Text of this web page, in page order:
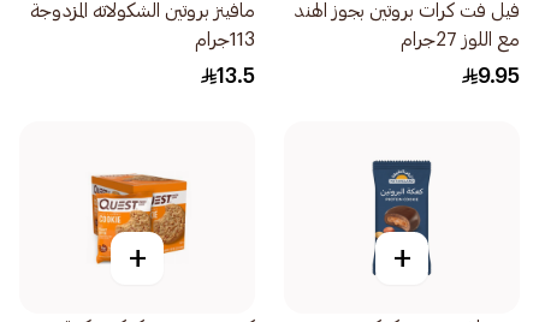
فيل فت كرات بروتين بجوز الهند
مع اللوز 27جرام
9.95
مافينز بروتين الشكولاته المزدوجة
113جرام
13.5
+
+